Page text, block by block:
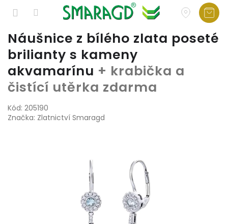
Přejít
obsah
Náušnice z bílého zlata poseté
brilianty s kameny
akvamarínu + krabička a
čistící utěrka zdarma
Kód: 205190
Značka: Zlatnictví Smaragd